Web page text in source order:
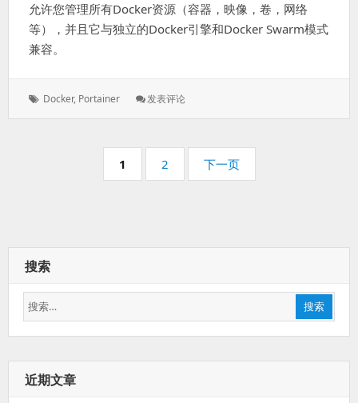
允许您管理所有Docker资源（容器，映像，卷，网络
等），并且它与独立的Docker引擎和Docker Swarm模式
兼容。
标
Docker, Portainer 发表评论: Portainer
页
码：
1
页
码：
2 下一页
搜索
搜
索：
搜索
近期文章